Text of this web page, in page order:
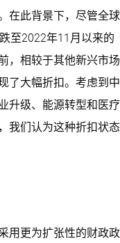
在此背景下，尽管全球
至2022年11月以来的
，相较于其他新兴市场
了大幅折扣。考虑到中
升级、能源转型和医疗
我们认为这种折扣状态
用更为扩张性的财政政